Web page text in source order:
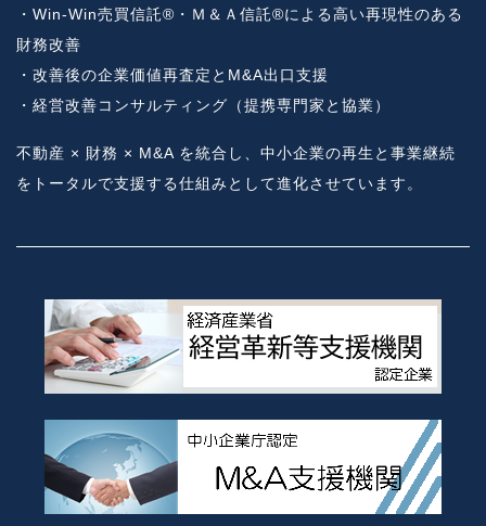
・Win-Win売買信託®・Ｍ＆Ａ信託®による高い再現性のある
財務改善
・改善後の企業価値再査定とM&A出口支援
・経営改善コンサルティング（提携専門家と協業）
不動産 × 財務 × M&A を統合し、中小企業の再生と事業継続
をトータルで支援する仕組みとして進化させています。